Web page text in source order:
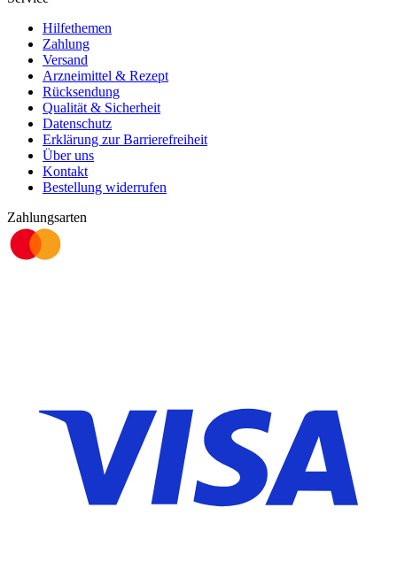
Hilfethemen
Zahlung
Versand
Arzneimittel & Rezept
Rücksendung
Qualität & Sicherheit
Datenschutz
Erklärung zur Barrierefreiheit
Über uns
Kontakt
Bestellung widerrufen
Zahlungsarten